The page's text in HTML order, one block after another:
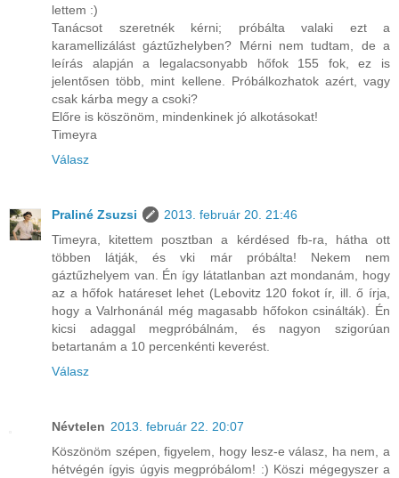
lettem :)
Tanácsot szeretnék kérni; próbálta valaki ezt a
karamellizálást gáztűzhelyben? Mérni nem tudtam, de a
leírás alapján a legalacsonyabb hőfok 155 fok, ez is
jelentősen több, mint kellene. Próbálkozhatok azért, vagy
csak kárba megy a csoki?
Előre is köszönöm, mindenkinek jó alkotásokat!
Timeyra
Válasz
Praliné Zsuzsi
2013. február 20. 21:46
Timeyra, kitettem posztban a kérdésed fb-ra, hátha ott
többen látják, és vki már próbálta! Nekem nem
gáztűzhelyem van. Én így látatlanban azt mondanám, hogy
az a hőfok határeset lehet (Lebovitz 120 fokot ír, ill. ő írja,
hogy a Valrhonánál még magasabb hőfokon csinálták). Én
kicsi adaggal megpróbálnám, és nagyon szigorúan
betartanám a 10 percenkénti keverést.
Válasz
Névtelen 2013. február 22. 20:07
Köszönöm szépen, figyelem, hogy lesz-e válasz, ha nem, a
hétvégén ígyis úgyis megpróbálom! :) Köszi mégegyszer a